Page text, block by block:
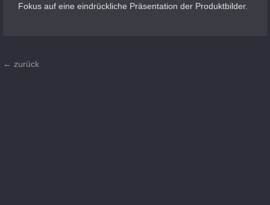
Fokus auf eine eindrückliche Präsentation der Produktbilder.
← zurück